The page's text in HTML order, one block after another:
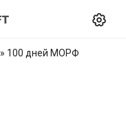
» 100 дней МОРФ